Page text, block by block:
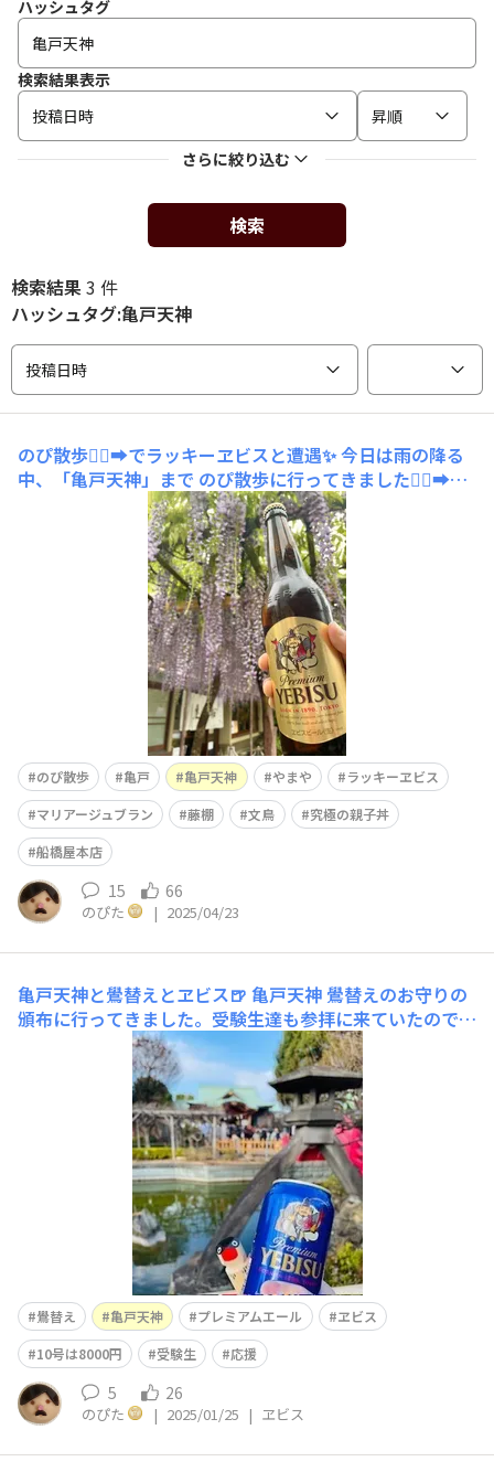
ハッシュタグ
検索結果表示
投稿日時
昇順
さらに絞り込む
検索
検索結果3 件
ハッシュタグ:亀戸天神
投稿日時
のぴ散歩🚶‍♂️‍➡️でラッキーヱビスと遭遇✨今日は雨の降る
中、「亀戸天神」まで のぴ散歩に行ってきました🚶‍♂️‍➡️家
を出た時はパラパラ降っていた雨も着いた頃には本降り☔️
亀戸駅に到着してから、まずは腹ごしらえ😋駅近くにあ
る焼き鳥屋「文鳥」さんにて究極の親子丼をいただきまし
た！1番のおすすめ「究極の親子丼」炭火であぶった大山
どりをこだわり卵
のぴ散歩 亀戸 亀戸天神 やまや
ラッキーヱビス
マリアージュブラン
藤棚 文鳥
究極の親子丼
船橋屋本店
15 66
のぴた | 2025/04/23
亀戸天神と鷽替えとヱビス🍺 亀戸天神 鷽替えのお守りの
頒布に行ってきました。受験生達も参拝に来ていたので
「エール」を送る意味で「プレミアムエール」と「鷽替
え」で一枚📷😄行った時には1号〜5号迄しかなく6号以上
の大きい鷽替えは完売😅縁起物なので商売をしてる人達
が大きいのから買っていくようです。
鷽替え 亀戸天神 プレミアムエール
ヱビス
10号は8000円
受験生 応援
5 26
のぴた | 2025/01/25 | ヱビス